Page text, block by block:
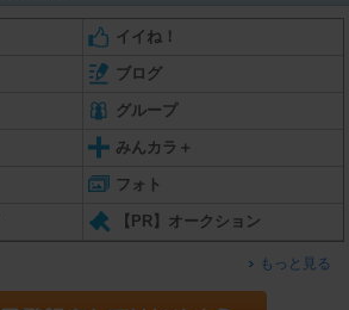
イイね！
ブログ
グループ
みんカラ＋
フォト
【PR】オークション
もっと見る